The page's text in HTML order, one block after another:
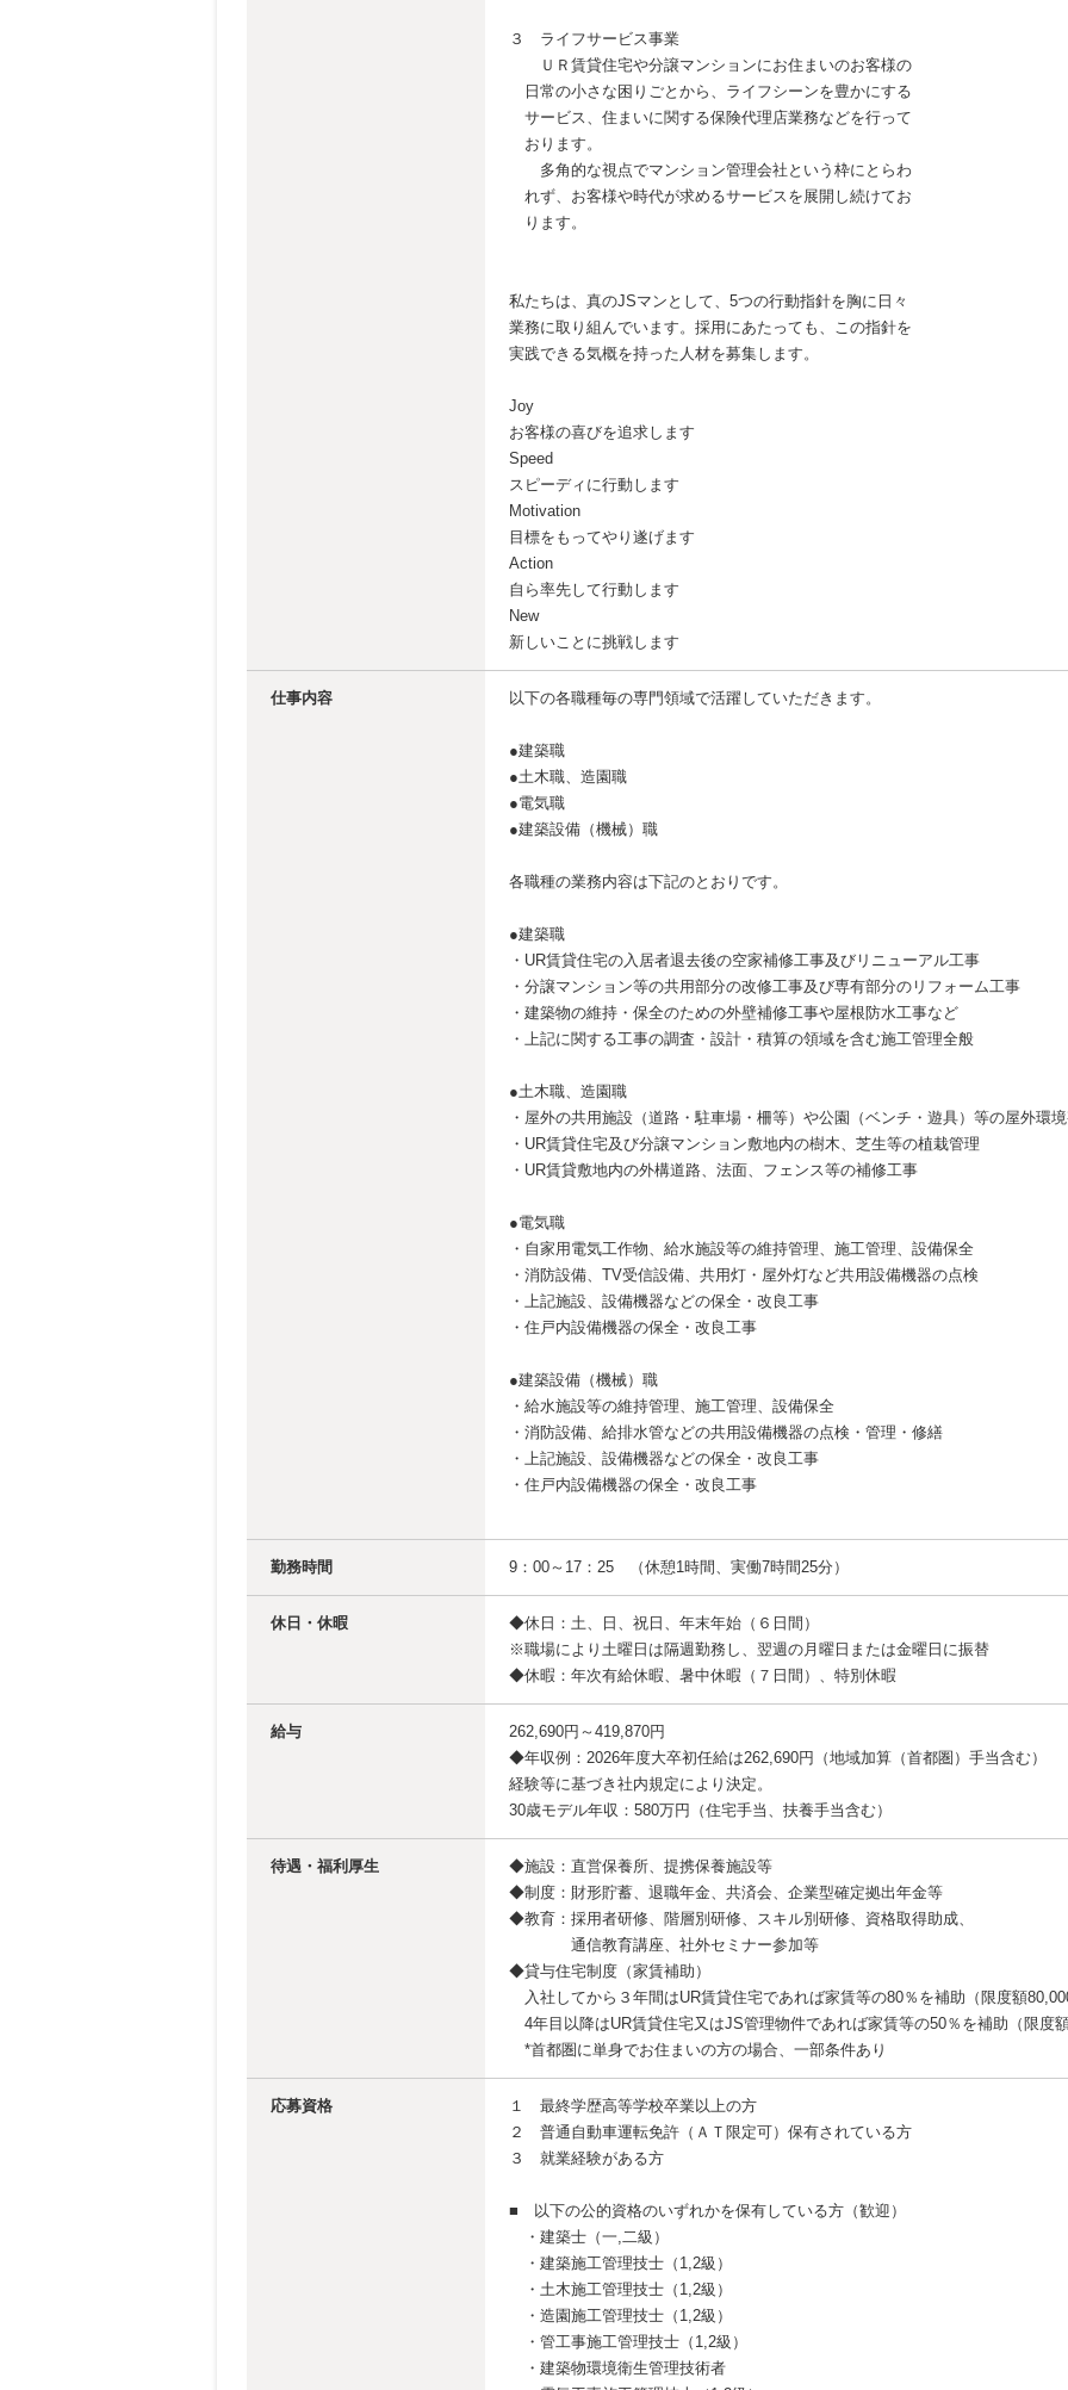
３ ライフサービス事業
ＵＲ賃貸住宅や分譲マンションにお住まいのお客様の
日常の小さな困りごとから、ライフシーンを豊かにする
サービス、住まいに関する保険代理店業務などを行って
おります。
多角的な視点でマンション管理会社という枠にとらわ
れず、お客様や時代が求めるサービスを展開し続けてお
ります。
私たちは、真のJSマンとして、5つの行動指針を胸に日々
業務に取り組んでいます。採用にあたっても、この指針を
実践できる気概を持った人材を募集します。
Joy
お客様の喜びを追求します
Speed
スピーディに行動します
Motivation
目標をもってやり遂げます
Action
自ら率先して行動します
New
新しいことに挑戦します
仕事内容 以下の各職種毎の専門領域で活躍していただきます。
●建築職
●土木職、造園職
●電気職
●建築設備（機械）職
各職種の業務内容は下記のとおりです。
●建築職
・UR賃貸住宅の入居者退去後の空家補修工事及びリニューアル工事
・分譲マンション等の共用部分の改修工事及び専有部分のリフォーム工事
・建築物の維持・保全のための外壁補修工事や屋根防水工事など
・上記に関する工事の調査・設計・積算の領域を含む施工管理全般
●土木職、造園職
・屋外の共用施設（道路・駐車場・柵等）や公園（ベンチ・遊具）等の屋外環
・UR賃貸住宅及び分譲マンション敷地内の樹木、芝生等の植栽管理
・UR賃貸敷地内の外構道路、法面、フェンス等の補修工事
●電気職
・自家用電気工作物、給水施設等の維持管理、施工管理、設備保全
・消防設備、TV受信設備、共用灯・屋外灯など共用設備機器の点検
・上記施設、設備機器などの保全・改良工事
・住戸内設備機器の保全・改良工事
●建築設備（機械）職
・給水施設等の維持管理、施工管理、設備保全
・消防設備、給排水管などの共用設備機器の点検・管理・修繕
・上記施設、設備機器などの保全・改良工事
・住戸内設備機器の保全・改良工事
勤務時間 9：00～17：25 （休憩1時間、実働7時間25分）
休日・休暇
◆休日：土、日、祝日、年末年始（６日間）
※職場により土曜日は隔週勤務し、翌週の月曜日または金曜日に振替
◆休暇：年次有給休暇、暑中休暇（７日間）、特別休暇
給与
262,690円～419,870円
◆年収例：2026年度大卒初任給は262,690円（地域加算（首都圏）手当含む）
経験等に基づき社内規定により決定。
30歳モデル年収：580万円（住宅手当、扶養手当含む）
待遇・福利厚生
◆施設：直営保養所、提携保養施設等
◆制度：財形貯蓄、退職年金、共済会、企業型確定拠出年金等
◆教育：採用者研修、階層別研修、スキル別研修、資格取得助成、
通信教育講座、社外セミナー参加等
◆貸与住宅制度（家賃補助）
入社してから３年間はUR賃貸住宅であれば家賃等の80％を補助（限度額
4年目以降はUR賃貸住宅又はJS管理物件であれば家賃等の50％を補助（限度
*首都圏に単身でお住まいの方の場合、一部条件あり
応募資格
１ 最終学歴高等学校卒業以上の方
２ 普通自動車運転免許（ＡＴ限定可）保有されている方
３ 就業経験がある方
■ 以下の公的資格のいずれかを保有している方（歓迎）
・建築士（一,二級）
・建築施工管理技士（1,2級）
・土木施工管理技士（1,2級）
・造園施工管理技士（1,2級）
・管工事施工管理技士（1,2級）
・建築物環境衛生管理技術者